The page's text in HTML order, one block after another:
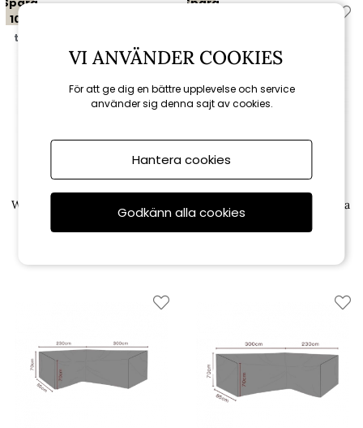
10%
till 16/8
Brafab
Weldon mittdel - vit/grå dyna
Brafab
Weldon fotpall - vit/grå dyna
VI ANVÄNDER COOKIES
För att ge dig en bättre upplevelse och service
använder sig denna sajt av cookies.
Hantera cookies
Godkänn alla cookies